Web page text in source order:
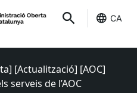
CA
[Actualització] [AOC]
serveis de l’AOC